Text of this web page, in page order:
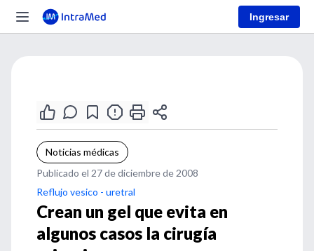
Ingresar
Noticias médicas
Publicado el 27 de diciembre de 2008
Reflujo vesico - uretral
Crean un gel que evita en
algunos casos la cirugía